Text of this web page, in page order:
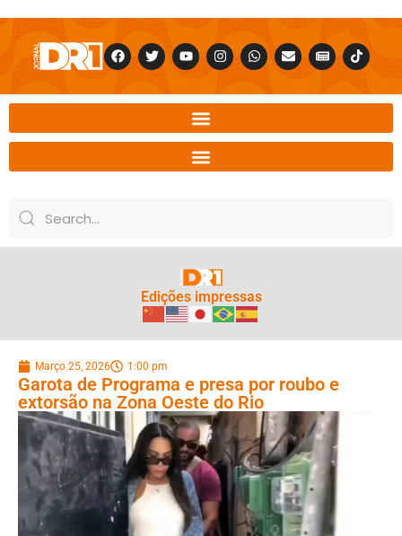
Edições impressas
Março 25, 2026 1:00 pm
Garota de Programa e presa por roubo e
extorsão na Zona Oeste do Rio